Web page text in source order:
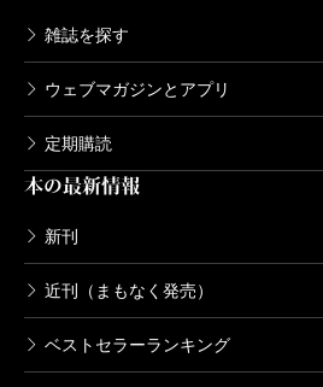
雑誌を探す
ウェブマガジンとアプリ
定期購読
本の最新情報
新刊
近刊（まもなく発売）
ベストセラーランキング